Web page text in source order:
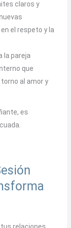
claros y
el respeto y la
la pareja
que
al amor y
es